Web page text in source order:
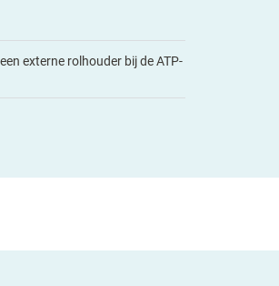
externe rolhouder bij de ATP-